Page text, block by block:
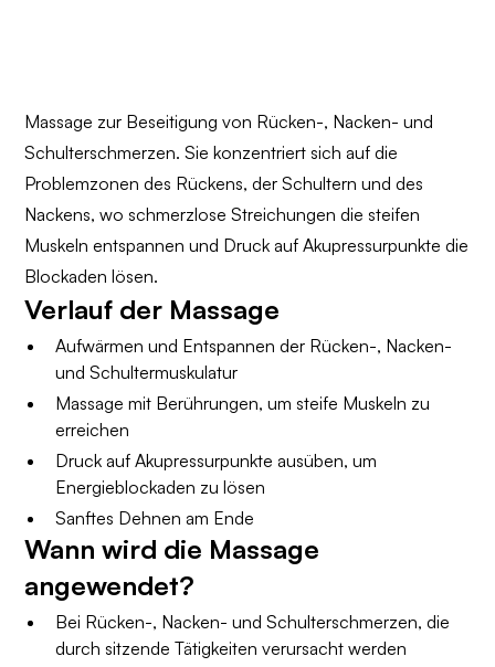
Massage zur Beseitigung von Rücken-, Nacken- und
Schulterschmerzen. Sie konzentriert sich auf die
Problemzonen des Rückens, der Schultern und des
Nackens, wo schmerzlose Streichungen die steifen
Muskeln entspannen und Druck auf Akupressurpunkte die
Blockaden lösen.
Verlauf der Massage
Aufwärmen und Entspannen der Rücken-, Nacken-
und Schultermuskulatur
Massage mit Berührungen, um steife Muskeln zu
erreichen
Druck auf Akupressurpunkte ausüben, um
Energieblockaden zu lösen
Sanftes Dehnen am Ende
Wann wird die Massage
angewendet?
Bei Rücken-, Nacken- und Schulterschmerzen, die
durch sitzende Tätigkeiten verursacht werden